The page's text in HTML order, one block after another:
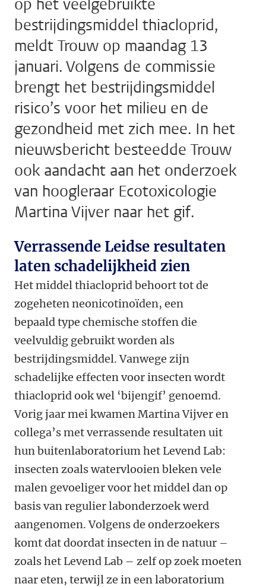
op het veelgebruikte
bestrijdingsmiddel thiacloprid,
meldt Trouw op maandag 13
januari. Volgens de commissie
brengt het bestrijdingsmiddel
risico’s voor het milieu en de
gezondheid met zich mee. In het
nieuwsbericht besteedde Trouw
ook aandacht aan het onderzoek
van hoogleraar Ecotoxicologie
Martina Vijver naar het gif.
Verrassende Leidse resultaten
laten schadelijkheid zien
Het middel thiacloprid behoort tot de
zogeheten neonicotinoïden, een
bepaald type chemische stoffen die
veelvuldig gebruikt worden als
bestrijdingsmiddel. Vanwege zijn
schadelijke effecten voor insecten wordt
thiacloprid ook wel ‘bijengif’ genoemd.
Vorig jaar mei kwamen Martina Vijver en
collega’s met verrassende resultaten uit
hun buitenlaboratorium het Levend Lab:
insecten zoals watervlooien bleken vele
malen gevoeliger voor het middel dan op
basis van regulier labonderzoek werd
aangenomen. Volgens de onderzoekers
komt dat doordat insecten in de natuur –
zoals het Levend Lab – zelf op zoek moeten
naar eten, terwijl ze in een laboratorium